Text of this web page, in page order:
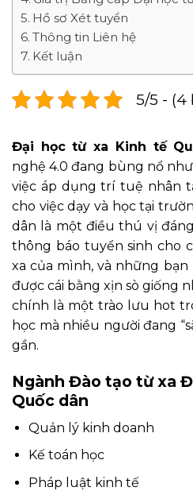
Hồ sơ Xét tuyển
Thông tin Liên hệ
Kết luận
5/5 -
Đại học từ xa Kinh tế
nghệ 4.0 đang bùng nổ
việc áp dụng trí tuệ nhân
cho việc dạy và học tại
dân là một điều thú vị
thông báo tuyển sinh cho
xa của mình, và những
được cái bằng xịn sò giống
chính là một trào lưu hot
học mà nhiều người đang
gần.
Ngành Đào tạo từ xa
Quốc dân
Quản lý kinh doanh
Kế toán học
Pháp luật kinh tế